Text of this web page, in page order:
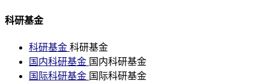
科研基金
科研基金 科研基金
国内科研基金 国内科研基金
国际科研基金 国际科研基金